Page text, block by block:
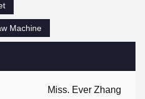
Miss. Ever Zhang
Machine